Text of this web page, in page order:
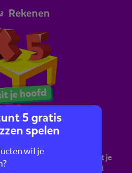
demo van Squla.
Bestel nu
Rekenen
Tafel van 5
verder automatiseren en
tafel van 5. Dat betekent dat je
uitrekenen of uit je hoofd
5 gratis
spelen
wil je